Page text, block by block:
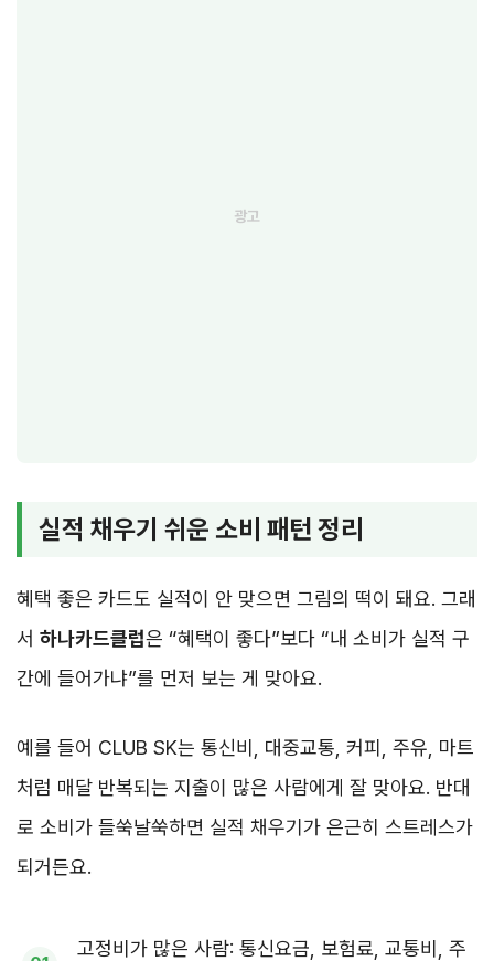
실적 채우기 쉬운 소비 패턴 정리
혜택 좋은 카드도 실적이 안 맞으면 그림의 떡이 돼요. 그래
서 하나카드클럽은 “혜택이 좋다”보다 “내 소비가 실적 구
간에 들어가냐”를 먼저 보는 게 맞아요.
예를 들어 CLUB SK는 통신비, 대중교통, 커피, 주유, 마트
처럼 매달 반복되는 지출이 많은 사람에게 잘 맞아요. 반대
로 소비가 들쑥날쑥하면 실적 채우기가 은근히 스트레스가
되거든요.
고정비가 많은 사람: 통신요금, 보험료, 교통비, 주